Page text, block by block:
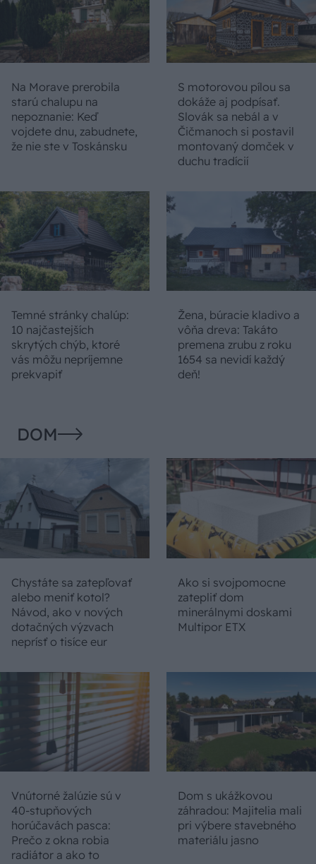
Na Morave prerobila
starú chalupu na
nepoznanie: Keď
vojdete dnu, zabudnete,
že nie ste v Toskánsku
S motorovou pílou sa
dokáže aj podpísať.
Slovák sa nebál a v
Čičmanoch si postavil
montovaný domček v
duchu tradícií
Temné stránky chalúp:
10 najčastejších
skrytých chýb, ktoré
vás môžu nepríjemne
prekvapiť
Žena, búracie kladivo a
vôňa dreva: Takáto
premena zrubu z roku
1654 sa nevidí každý
deň!
DOM
Chystáte sa zatepľovať
alebo meniť kotol?
Návod, ako v nových
dotačných výzvach
neprísť o tisíce eur
Ako si svojpomocne
zatepliť dom
minerálnymi doskami
Multipor ETX
Vnútorné žalúzie sú v
40-stupňových
horúčavách pasca:
Prečo z okna robia
radiátor a ako to
Dom s ukážkovou
záhradou: Majitelia mali
pri výbere stavebného
materiálu jasno